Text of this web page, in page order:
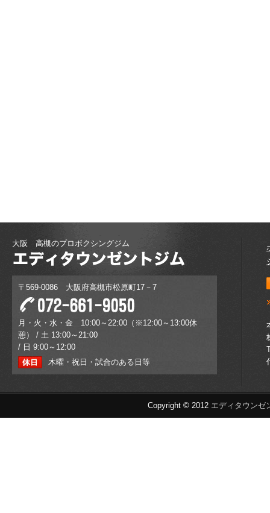
大阪 高槻のプロボクシングジム
〒569-0086 大阪府高槻市松原町17－7
月・火・水・金 10:00～22:00（※12:00～13:00休
憩） / 土 13:00～21:00
/ 日 9:00～12:00
木曜・祝日・試合のある日等
Copyright © 2012 エディタウンゼ